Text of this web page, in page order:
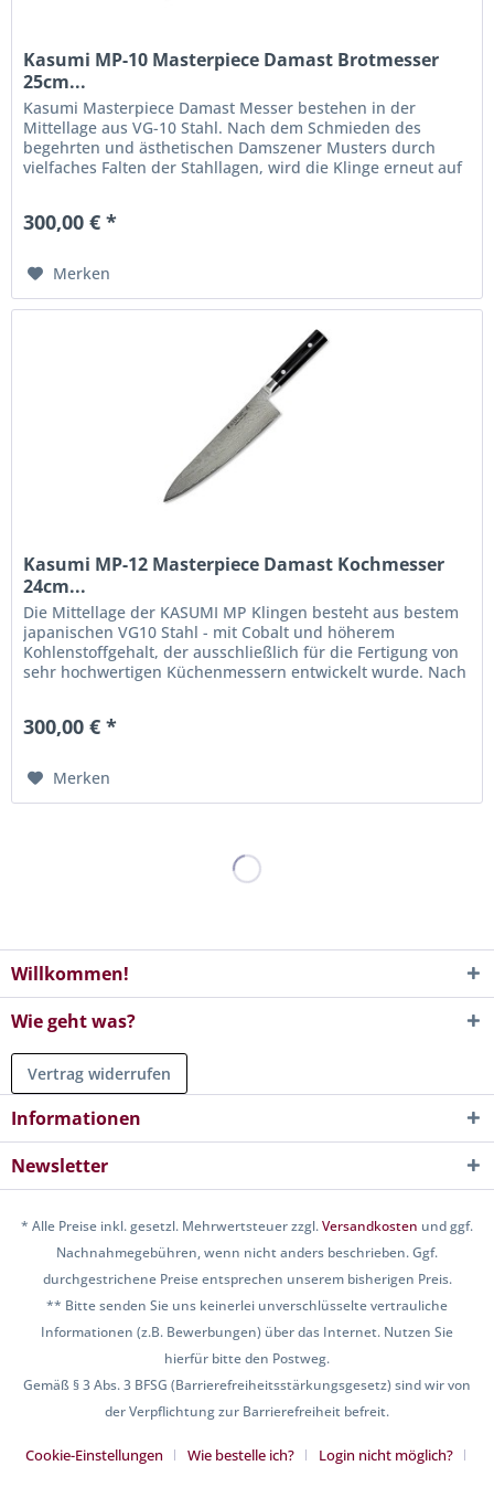
Kasumi MP-10 Masterpiece Damast Brotmesser
25cm...
Kasumi Masterpiece Damast Messer bestehen in der
Mittellage aus VG-10 Stahl. Nach dem Schmieden des
begehrten und ästhetischen Damszener Musters durch
vielfaches Falten der Stahllagen, wird die Klinge erneut auf
300,00 € *
Merken
Kasumi MP-12 Masterpiece Damast Kochmesser
24cm...
Die Mittellage der KASUMI MP Klingen besteht aus bestem
japanischen VG10 Stahl - mit Cobalt und höherem
Kohlenstoffgehalt, der ausschließlich für die Fertigung von
sehr hochwertigen Küchenmessern entwickelt wurde. Nach
300,00 € *
Merken
Willkommen!
Wie geht was?
Vertrag widerrufen
Informationen
Newsletter
* Alle Preise inkl. gesetzl. Mehrwertsteuer zzgl.Versandkosten und ggf.
Nachnahmegebühren, wenn nicht anders beschrieben. Ggf.
durchgestrichene Preise entsprechen unserem bisherigen Preis.
** Bitte senden Sie uns keinerlei unverschlüsselte vertrauliche
Informationen (z.B. Bewerbungen) über das Internet. Nutzen Sie
hierfür bitte den Postweg.
Gemäß § 3 Abs. 3 BFSG (Barrierefreiheitsstärkungsgesetz) sind wir von
der Verpflichtung zur Barrierefreiheit befreit.
Cookie-Einstellungen Wie bestelle ich?
Login nicht möglich?